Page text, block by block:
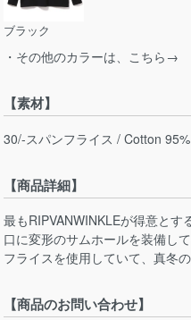
ブラック
・その他のカラーは、こちら→
【素材】
30/-スパンフライス / Cotton 95%
【商品詳細】
最もRIPVANWINKLEが得意と
口に変形のサムホールを装備し
フライスを使用していて、真冬
【商品のお問い合わせ】